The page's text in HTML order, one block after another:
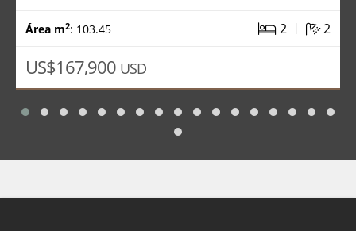
Área m2: 103.45 2 | 2
US$167,900 USD